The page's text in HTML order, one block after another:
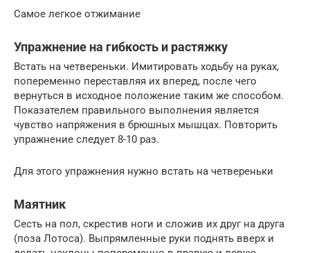
Самое легкое отжимание
Упражнение на гибкость и растяжку
Встать на четвереньки. Имитировать ходьбу на руках,
попеременно переставляя их вперед, после чего
вернуться в исходное положение таким же способом.
Показателем правильного выполнения является
чувство напряжения в брюшных мышцах. Повторить
упражнение следует 8-10 раз.
Для этого упражнения нужно встать на четвереньки
Маятник
Сесть на пол, скрестив ноги и сложив их друг на друга
(поза Лотоса). Выпрямленные руки поднять вверх и